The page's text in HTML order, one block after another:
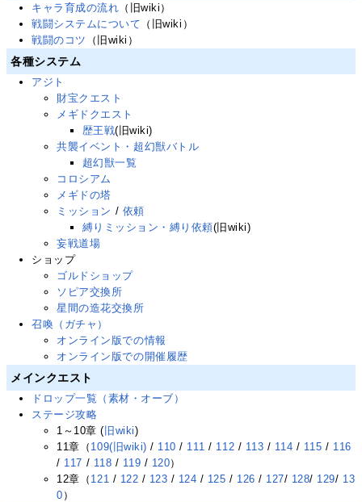
キャラ育成の流れ （旧wiki）
戦闘システムについて （旧wiki）
戦闘のコツ
（旧wiki）
各種システム
アジト
財宝クエスト
メギドクエスト
歴王戦(旧wiki)
共襲イベント・超幻獣バトル
超幻獣一覧
コロシアム
メギドの塔
ミッション / 依頼
縛りミッション・縛り依頼(旧wiki)
妄戦道場
ショップ
ゴルドショップ
ソピア交換所
星間の造花交換所
召喚（ガチャ）
オンライン版での情報
オンライン版での開催履歴
メインクエスト
ドロップ一覧（素材・オーブ）
ステージ攻略
1～10章 ( 旧wiki)
11章（ 109(旧wiki) / 110 / 111 / 112 / 113 / 114 / 115 / 116
/ 117 / 118 / 119 / 120）
12章（ 121 / 122 / 123 / 124 / 125 / 126 / 127/ 128/ 129/ 13
0 ）